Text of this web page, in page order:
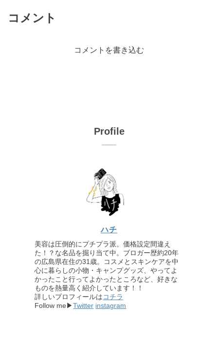
コメント
コメントを書き込む
Profile
ハチ
美容は圧倒的にプチプラ派。価格設定間違え
た！？な名品を掘り当て中。ブロガー歴約20年
の広島県在住の31歳。コスメとスキンケアを中
心に暮らしの小物・キャンプグッズ、やってよ
かったこと行ってよかったところなど、好きな
ものを熱量高く紹介しています！！
詳しいプロフィールはコチラ
Follow me▶Twitter instagram